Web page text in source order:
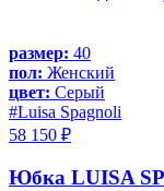
размер: 40
пол: Женский
цвет: Серый
#Luisa Spagnoli
58 150 ₽
Юбка LUISA